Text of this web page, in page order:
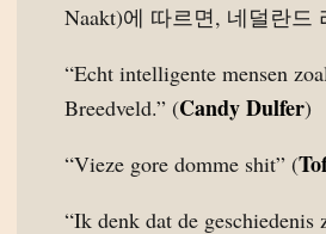
Naakt)에 따르면, 네덜란드
“Echt intelligente mensen
Breedveld.” (Candy Dulfer)
“Vieze gore domme shit” (
“Ik denk dat de geschiedenis